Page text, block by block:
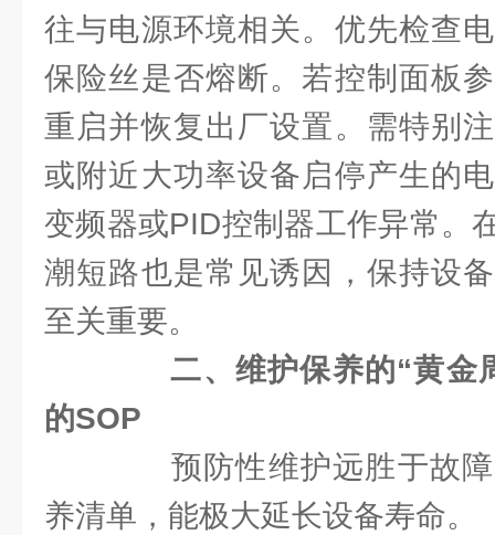
往与电源环境相关。优先检查
保险丝是否熔断。若控制面板
重启并恢复出厂设置。需特别
或附近大功率设备启停产生的
变频器或PID控制器工作异常。
潮短路也是常见诱因，保持设
至关重要。
二、维护保养的“黄金
的SOP
预防性维护远胜于故障
养清单，能极大延长设备寿命。